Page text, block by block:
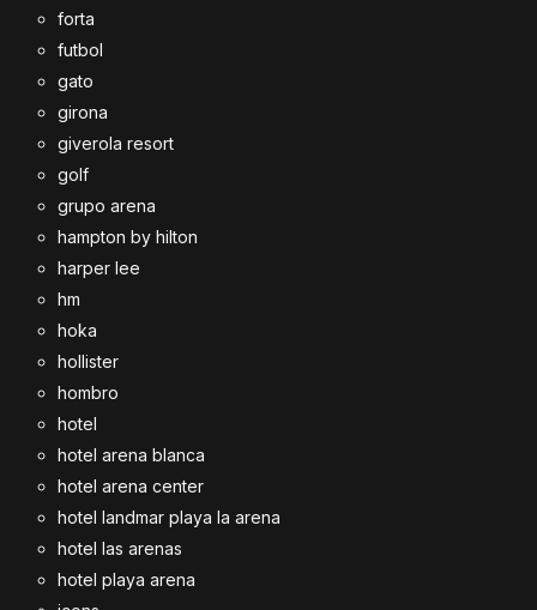
forta
futbol
gato
girona
giverola resort
golf
grupo arena
hampton by hilton
harper lee
hm
hoka
hollister
hombro
hotel
hotel arena blanca
hotel arena center
hotel landmar playa la arena
hotel las arenas
hotel playa arena